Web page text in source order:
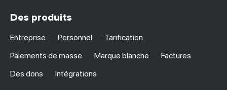
Des produits
Entreprise Personnel
Tarification
Paiements de masse
Marque blanche
Factures
Des dons
Intégrations